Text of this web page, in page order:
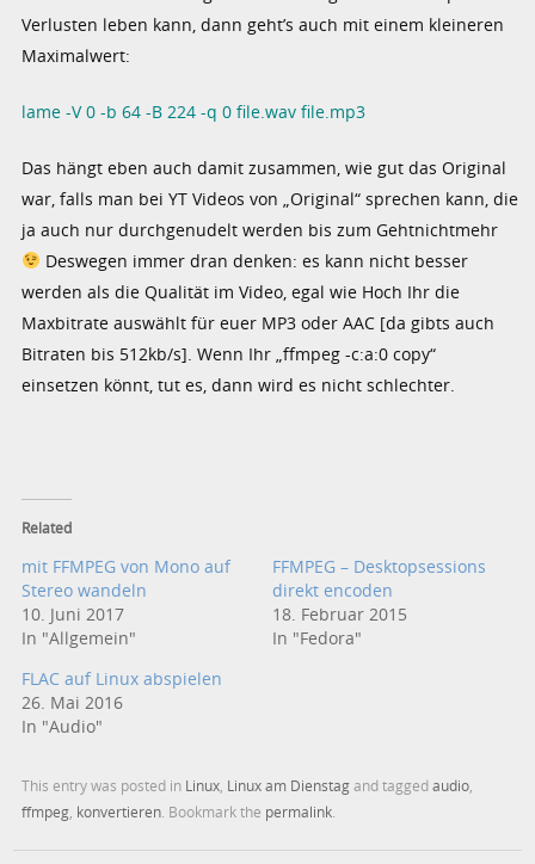
Verlusten leben kann, dann geht’s auch mit einem kleineren
Maximalwert:
lame -V 0 -b 64 -B 224 -q 0 file.wav file.mp3
Das hängt eben auch damit zusammen, wie gut das Original
war, falls man bei YT Videos von „Original“ sprechen kann, die
ja auch nur durchgenudelt werden bis zum Gehtnichtmehr
Deswegen immer dran denken: es kann nicht besser
werden als die Qualität im Video, egal wie Hoch Ihr die
Maxbitrate auswählt für euer MP3 oder AAC [da gibts auch
Bitraten bis 512kb/s]. Wenn Ihr „ffmpeg -c:a:0 copy“
einsetzen könnt, tut es, dann wird es nicht schlechter.
Related
mit FFMPEG von Mono auf
Stereo wandeln
10. Juni 2017
In "Allgemein"
FFMPEG – Desktopsessions
direkt encoden
18. Februar 2015
In "Fedora"
FLAC auf Linux abspielen
26. Mai 2016
In "Audio"
This entry was posted in Linux Linux am Dienstagand taggedaudio
ffmpeg konvertieren . Bookmark the permalink